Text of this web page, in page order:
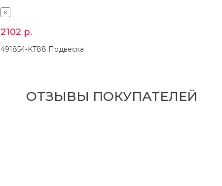
K
2102 р.
491854-KT88 Подвеска
ОТЗЫВЫ ПОКУПАТЕЛЕЙ